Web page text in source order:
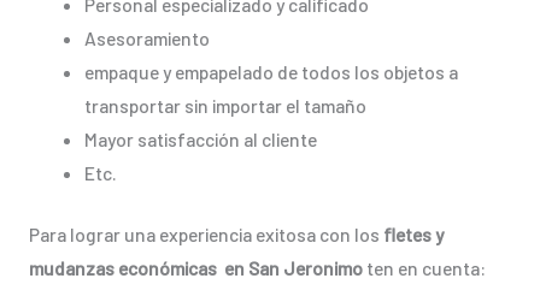
Asesoramiento
empaque y empapelado de todos los objetos a
transportar sin importar el tamaño
Mayor satisfacción al cliente
Etc.
Para lograr una experiencia exitosa con los fletes y
mudanzas económicas en San Jeronimoten en cuenta: